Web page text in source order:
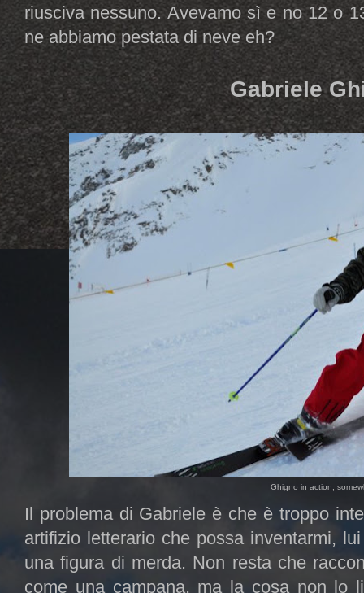
riusciva nessuno. Avevamo sì e no 12 o
ne abbiamo pestata di neve eh?
Gabriele
Ghigno in action,
Il problema di Gabriele è che è troppo
artifizio letterario che possa inventarmi,
una figura di merda. Non resta che
come una campana, ma la cosa non lo